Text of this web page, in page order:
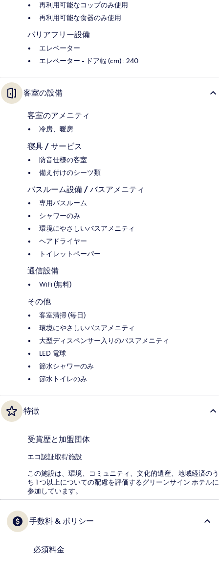
再利用可能なコップのみ使用
再利用可能な食器のみ使用
バリアフリー設備
エレベーター
エレベーター - ドア幅 (cm) : 240
客室の設備
客室のアメニティ
冷房、暖房
寝具 / サービス
防音仕様の客室
備え付けのシーツ類
バスルーム設備 / バスアメニティ
専用バスルーム
シャワーのみ
環境にやさしいバスアメニティ
ヘアドライヤー
トイレットペーパー
通信設備
WiFi (無料)
その他
客室清掃 (毎日)
環境にやさしいバスアメニティ
大型ディスペンサー入りのバスアメニティ
LED 電球
節水シャワーのみ
節水トイレのみ
特徴
受賞歴と加盟団体
エコ認証取得施設
この施設は、環境、コミュニティ、文化的遺産、地域経済のう
ち 1 つ以上についての配慮を評価するグリーンサイン ホテルに
参加しています。
手数料 & ポリシー
必須料金